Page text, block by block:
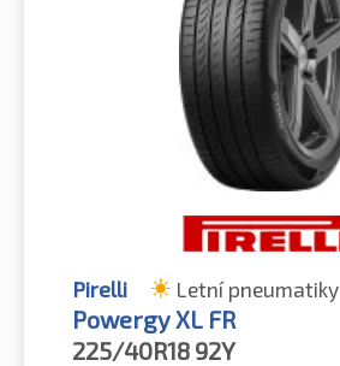
Pirelli Letní pneumatiky
Powergy XL FR
225/40R18 92Y